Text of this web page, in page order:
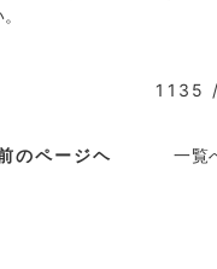
1135
のページヘ 一覧